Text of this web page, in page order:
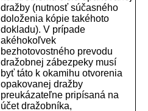
dražby (nutnosť súčasného
doloženia kópie takéhoto
dokladu). V prípade
akéhokoľvek
bezhotovostného prevodu
dražobnej zábezpeky musí
byť táto k okamihu otvorenia
opakovanej dražby
preukázateľne pripísaná na
účet dražobníka,